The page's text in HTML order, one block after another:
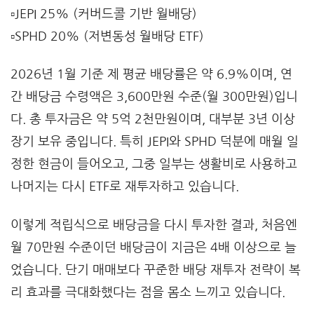
▫️JEPI 25% (커버드콜 기반 월배당)
▫️SPHD 20% (저변동성 월배당 ETF)
2026년 1월 기준 제 평균 배당률은 약 6.9%이며, 연
간 배당금 수령액은 3,600만원 수준(월 300만원)입니
다. 총 투자금은 약 5억 2천만원이며, 대부분 3년 이상
장기 보유 중입니다. 특히 JEPI와 SPHD 덕분에 매월 일
정한 현금이 들어오고, 그중 일부는 생활비로 사용하고
나머지는 다시 ETF로 재투자하고 있습니다.
이렇게 적립식으로 배당금을 다시 투자한 결과, 처음엔
월 70만원 수준이던 배당금이 지금은 4배 이상으로 늘
었습니다. 단기 매매보다 꾸준한 배당 재투자 전략이 복
리 효과를 극대화했다는 점을 몸소 느끼고 있습니다.